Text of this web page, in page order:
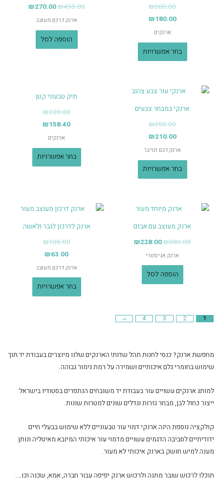
₪300.00
₪180.00
ארנקים
בחר אפשרויות
₪450.00
₪270.00
ארנק דרכון מעוצב
הוספה לסל
ארנקי במבחר צבעים
₪350.00
₪210.00
ארנק דגם זנזיבר
בחר אפשרויות
תיק טבעוני קטן
₪220.00
₪158.40
ארנקים
בחר אפשרויות
ארנק מעוצב עם אבזם
₪380.00
₪228.00
ארנק אגיסטרי
הוספה לסל
ארנק לדרכון לגבר ולאשה
₪105.00
₪63.00
ארנק דרכון מעוצב
בחר אפשרויות
1
2
3
4
←
מחפשת ארנק? כנסי לחנות תהל שדות! הארנקים שלנו מיוצרים בעבודת יד תוך
שימוש בחומרי גלם איכותיים ושמירה על רמת גימור גבוהה.
למותג ארנקים עשויים עור בעבודת יד משובחים הנתפרים בסטודיו בישראל
ייצור כחול לבן, מבחר גזרות וגדלים שונים למטרות שונות.
קולקציה נוספת הינה ארנקי דמוי עור טבעוניים ללא שימוש בבעלי חיים
ידודיתיים לסביבה הדגמים עשויים מדמוי עור איכותי המיובא מאיטליה ונותן
מענה למיש חושק בארנק איכותי לא מעור.
תוכלו לרכוש שובר מתנה ולרכוש ארנק יפיפה עבור חברה, אמא, שכנה וכו….